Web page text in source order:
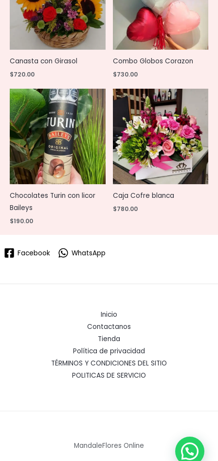
Canasta con Girasol
$720.00
Combo Globos Corazon
$730.00
Chocolates Turin con licor
Baileys
$190.00
Caja Cofre blanca
$780.00
Facebook WhatsApp
Inicio
Contactanos
Tienda
Política de privacidad
TÉRMINOS Y CONDICIONES DEL SITIO
POLITICAS DE SERVICIO
MandaleFlores Online